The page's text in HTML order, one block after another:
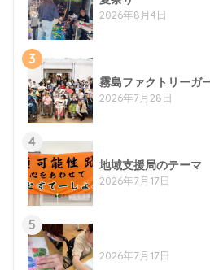
2026年8月4日
3
霧島ファクトリーガ
2026年7月28日
4
地域支援局のテーマ
2026年7月17日
5
2026年7月17日